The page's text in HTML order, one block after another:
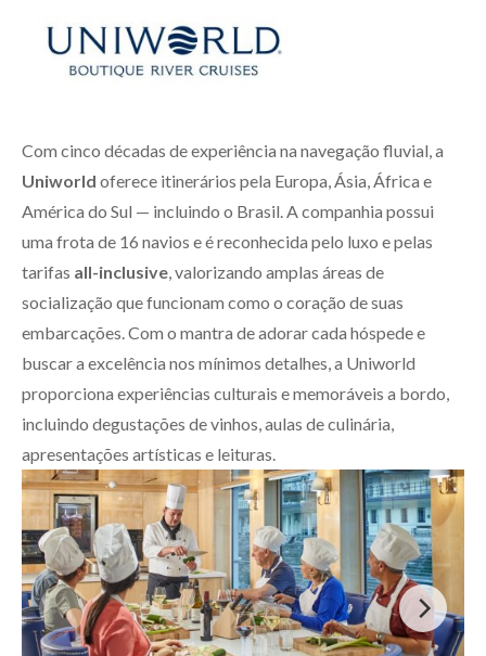
Com cinco décadas de experiência na navegação fluvial, a
Uniworld oferece itinerários pela Europa, Ásia, África e
América do Sul — incluindo o Brasil. A companhia possui
uma frota de 16 navios e é reconhecida pelo luxo e pelas
tarifas all-inclusive, valorizando amplas áreas de
socialização que funcionam como o coração de suas
embarcações. Com o mantra de adorar cada hóspede e
buscar a excelência nos mínimos detalhes, a Uniworld
proporciona experiências culturais e memoráveis a bordo,
incluindo degustações de vinhos, aulas de culinária,
apresentações artísticas e leituras.